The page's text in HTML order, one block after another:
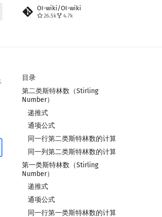
OI-wiki/OI-wiki
26.5k 4.7k
目录
第二类斯特林数（Stirling
Number）
递推式
通项公式
同一行第二类斯特林数的计算
同一列第二类斯特林数的计算
第一类斯特林数（Stirling
Number）
递推式
通项公式
同一行第一类斯特林数的计算